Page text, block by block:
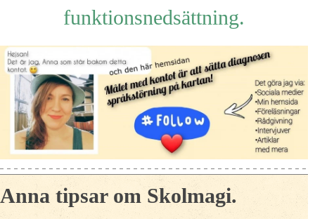
funktionsnedsättning.
Anna tipsar om Skolmagi.